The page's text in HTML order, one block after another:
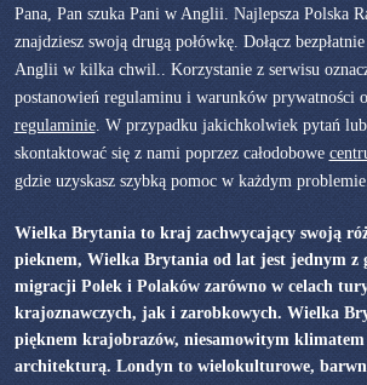
Pana, Pan szuka Pani w Anglii. Najlepsza Polska
znajdziesz swoją drugą połówkę. Dołącz
Anglii w kilka chwil.. Korzystanie z serwisu
postanowień regulaminu i warunków prywatności
regulaminie. W przypadku jakichkolwiek pytań
skontaktować się z nami poprzez całodobowe
gdzie uzyskasz szybką pomoc w każdym problemie.
Wielka Brytania to kraj zachwycający swoją
pieknem, Wielka Brytania od lat jest jednym z
migracji Polek i Polaków zarówno w celach
krajoznawczych, jak i zarobkowych. Wielka
pięknem krajobrazów, niesamowitym
architekturą. Londyn to wielokulturowe,